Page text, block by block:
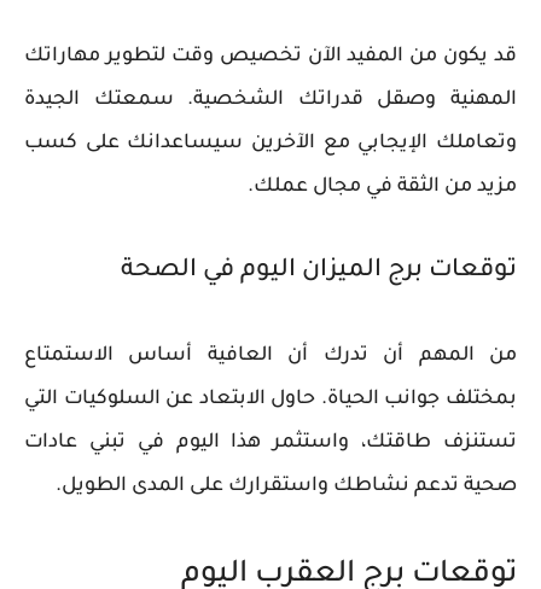
قد يكون من المفيد الآن تخصيص وقت لتطوير مهاراتك
المهنية وصقل قدراتك الشخصية. سمعتك الجيدة
وتعاملك الإيجابي مع الآخرين سيساعدانك على كسب
مزيد من الثقة في مجال عملك.
توقعات برج الميزان اليوم في الصحة
من المهم أن تدرك أن العافية أساس الاستمتاع
بمختلف جوانب الحياة. حاول الابتعاد عن السلوكيات التي
تستنزف طاقتك، واستثمر هذا اليوم في تبني عادات
صحية تدعم نشاطك واستقرارك على المدى الطويل.
توقعات برج العقرب اليوم